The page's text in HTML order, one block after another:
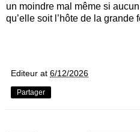
un moindre mal même si
qu’elle soit l’hôte de la grande
Editeur at 6/12/2026
Partager